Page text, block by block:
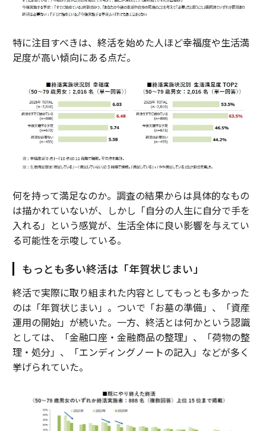
特に注目すべきは、終活を始めた人ほど幸福度や生活満
足度が高い傾向にある点だ。
何を持って満足なのか。調査の結果からは具体的なもの
は描かれていないが、しかし「自分の人生に自分で手を
入れる」という感覚が、生活全体に良い影響を与えてい
る可能性を示唆している。
もっとも多い終活は「年賀状じまい」
終活で実際に取り組まれた内容としてもっとも多かった
のは「年賀状じまい」。ついで「お墓の準備」、「資産
運用の開始」が続いた。一方、終活とは何かという認識
としては、「金融口座・金融商品の整理」、「荷物の整
理・処分」、「エンディングノートの記入」などが多く
挙げられていた。